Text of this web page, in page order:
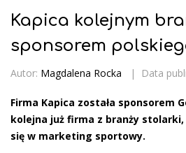
Kapica kolejnym
sponsorem
Autor: Magdalena Rocka | Data
Firma Kapica została sponsorem
kolejna już firma z branży
się w marketing sportowy.